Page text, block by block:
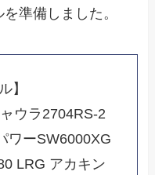
準備しました。
】
ウラ2704RS-2
ワーSW6000XG
LRG アカキン